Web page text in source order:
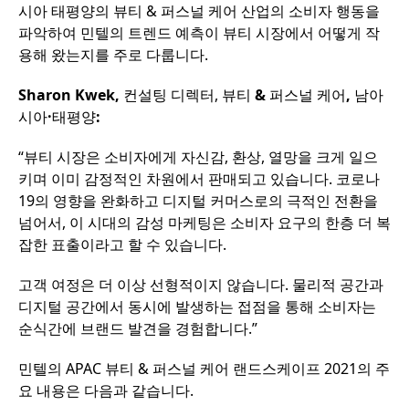
시아 태평양의 뷰티 & 퍼스널 케어 산업의 소비자 행동을
파악하여 민텔의 트렌드 예측이 뷰티 시장에서 어떻게 작
용해 왔는지를 주로 다룹니다.
Sharon Kwek, 컨설팅 디렉터, 뷰티 & 퍼스널 케어, 남아
시아·태평양:
“뷰티 시장은 소비자에게 자신감, 환상, 열망을 크게 일으
키며 이미 감정적인 차원에서 판매되고 있습니다. 코로나
19의 영향을 완화하고 디지털 커머스로의 극적인 전환을
넘어서, 이 시대의 감성 마케팅은 소비자 요구의 한층 더 복
잡한 표출이라고 할 수 있습니다.
고객 여정은 더 이상 선형적이지 않습니다. 물리적 공간과
디지털 공간에서 동시에 발생하는 접점을 통해 소비자는
순식간에 브랜드 발견을 경험합니다.”
민텔의 APAC 뷰티 & 퍼스널 케어 랜드스케이프 2021의 주
요 내용은 다음과 같습니다.